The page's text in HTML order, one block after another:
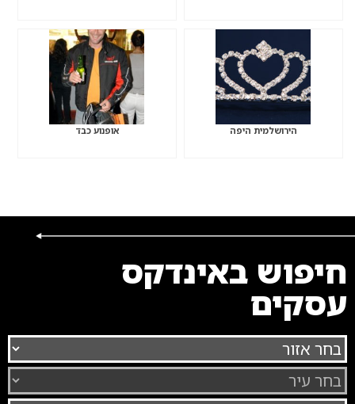
הירושלמית היפה אופנוע כבד
חיפוש באינדקס
עסקים